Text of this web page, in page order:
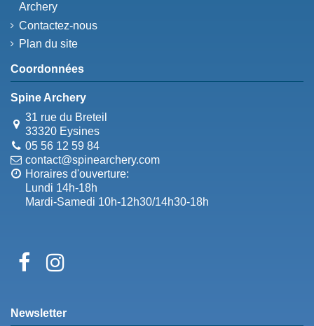
Archery
Contactez-nous
Plan du site
Coordonnées
Spine Archery
31 rue du Breteil
33320 Eysines
05 56 12 59 84
contact@spinearchery.com
Horaires d'ouverture:
Lundi 14h-18h
Mardi-Samedi 10h-12h30/14h30-18h
Newsletter